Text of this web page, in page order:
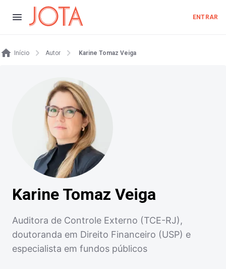
ENTRAR
Início Autor Karine Tomaz Veiga
Karine Tomaz Veiga
Auditora de Controle Externo (TCE-RJ),
doutoranda em Direito Financeiro (USP) e
especialista em fundos públicos